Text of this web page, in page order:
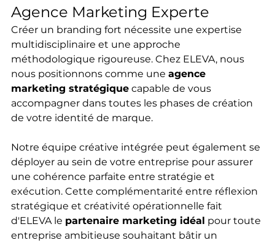
Agence Marketing Experte
Créer un branding fort nécessite une expertise
multidisciplinaire et une approche
méthodologique rigoureuse. Chez ELEVA, nous
nous positionnons comme une agence
marketing stratégique capable de vous
accompagner dans toutes les phases de création
de votre identité de marque.
Notre équipe créative intégrée peut également se
déployer au sein de votre entreprise pour assurer
une cohérence parfaite entre stratégie et
exécution. Cette complémentarité entre réflexion
stratégique et créativité opérationnelle fait
d'ELEVA le partenaire marketing idéal pour toute
entreprise ambitieuse souhaitant bâtir un